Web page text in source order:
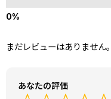
まだレビューはありません
あなたの評価